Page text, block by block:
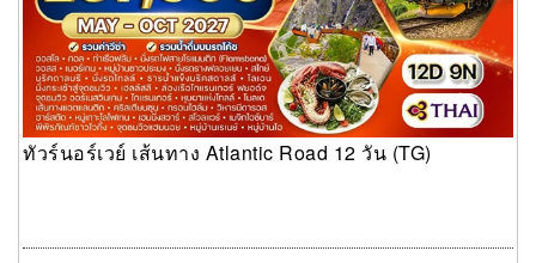
ทัวร์นอร์เวย์ เส้นทาง Atlantic Road 12 วัน (TG)